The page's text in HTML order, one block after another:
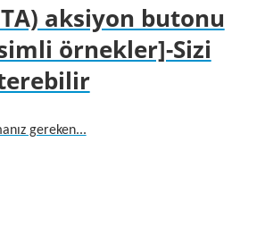
aksiyon butonu
örnekler]-Sizi
gereken...